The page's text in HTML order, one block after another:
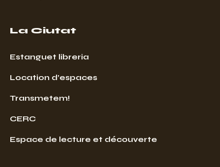
La Ciutat
Estanguet libreria
Location d’espaces
Transmetem!
CERC
Espace de lecture et découverte